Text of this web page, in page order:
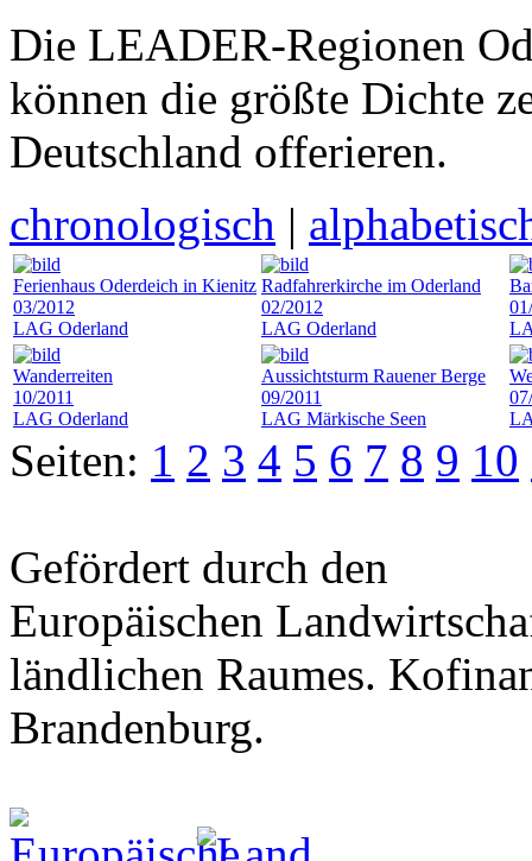
Die LEADER-Regionen
können die größte Dichte
Deutschland offerieren.
chronologisch |
Ferienhaus Oderdeich in Kienitz
03/2012
LAG Oderland
Radfahrerkirche im Oderland
02/2012
LAG Oderland
Wanderreiten
10/2011
LAG Oderland
Aussichtsturm Rauener Berge
09/2011
LAG Märkische Seen
Seiten: 1 2 3 4 5 6 7 8 9 10
Gefördert durch den
Europäischen
ländlichen Raumes.
Brandenburg.